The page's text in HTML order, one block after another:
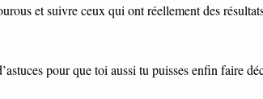
et suivre ceux qui ont réellement des
pour que toi aussi tu puisses enfin faire